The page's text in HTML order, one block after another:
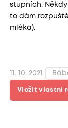
stupních.
to dám
mléka).
11. 10. 2021
Vložit vlastní